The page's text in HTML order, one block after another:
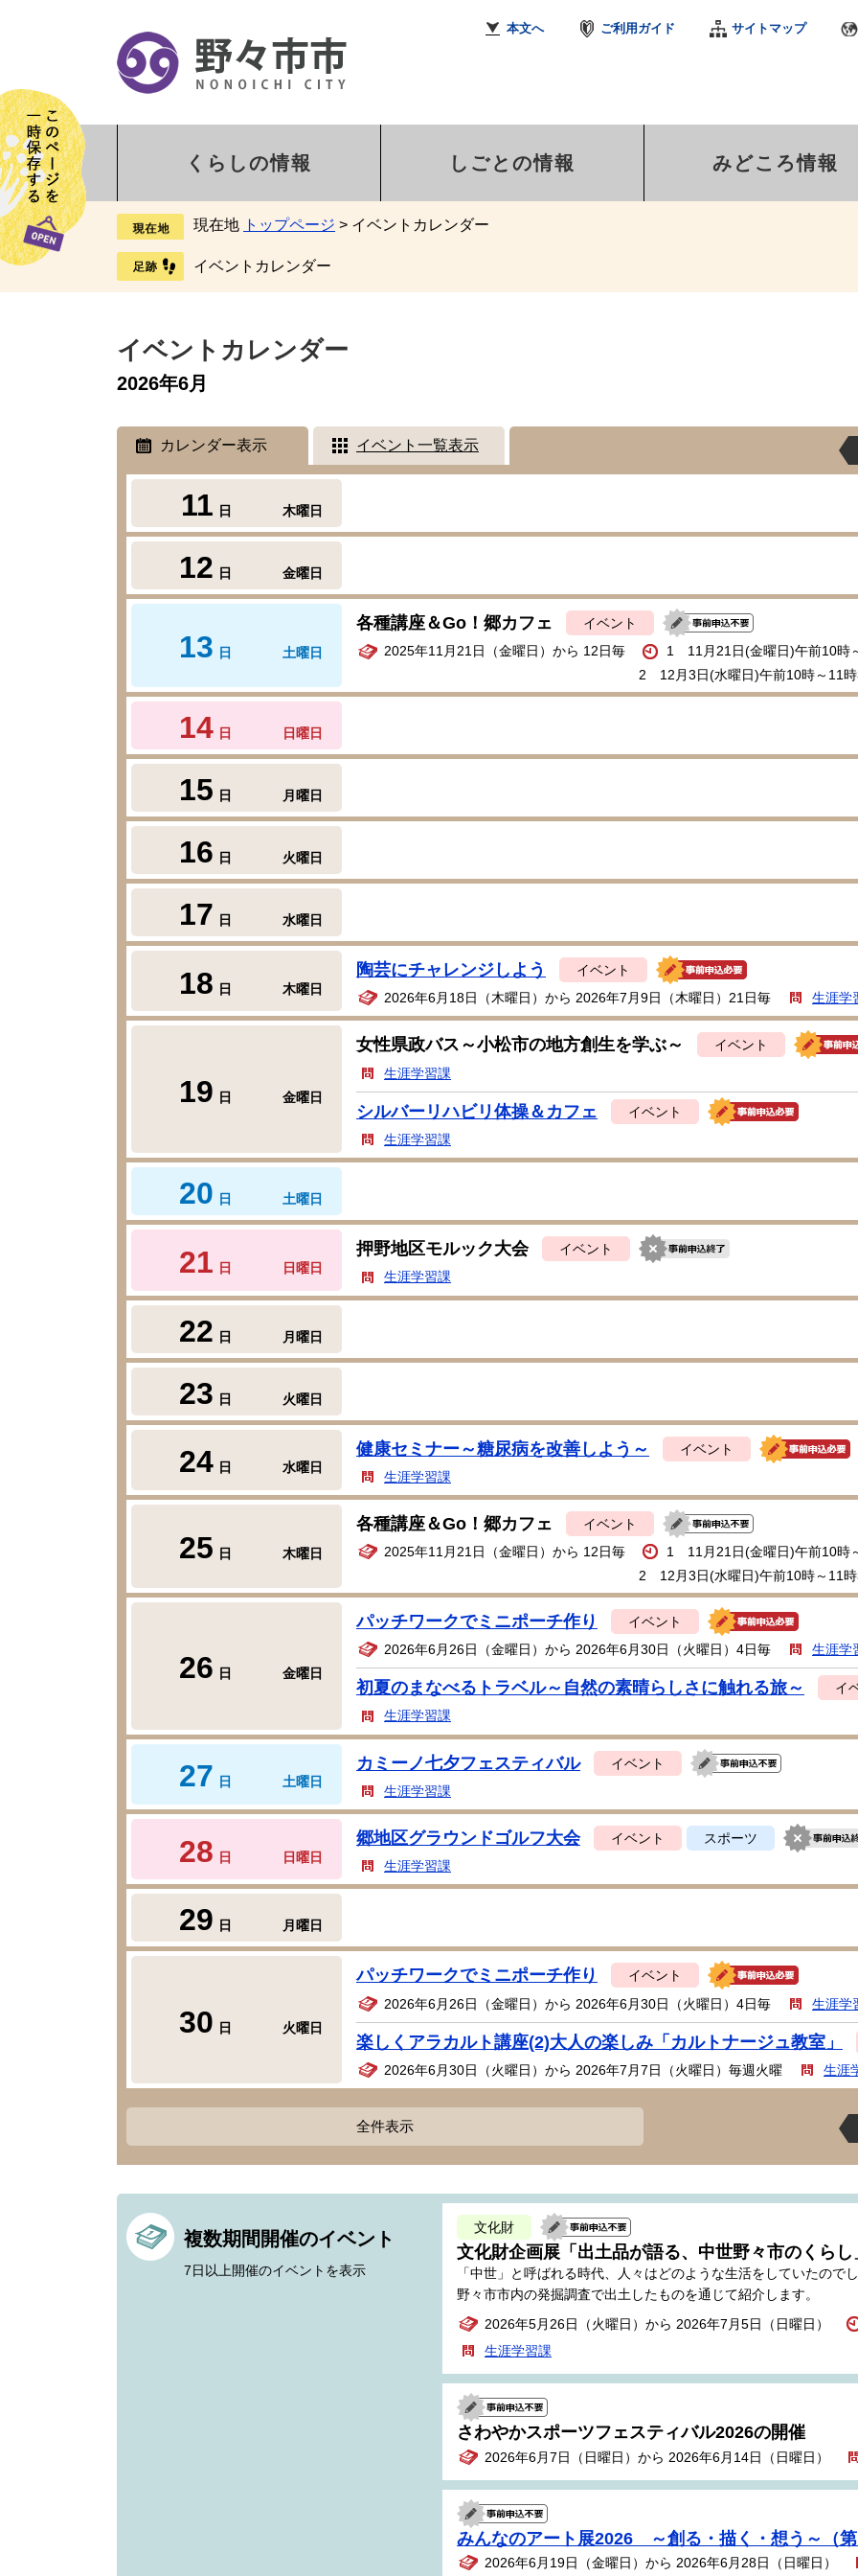
本文へ ご利用ガイド サイトマップ
くらしの情報 しごとの情報 みどころ情報
現在地 トップページ > イベントカレンダー
イベントカレンダー
イベントカレンダー
2026年6月
カレンダー表示 イベント一覧表示
11 日 木曜日
12 日 金曜日
13 日 土曜日
各種講座＆Go！郷カフェ
イベント
2025年11月21日（金曜日）から 12日毎
1 11月21日(金曜日)午前10時
2 12月3日(水曜日)午前10時～11
14 日 日曜日
15 日 月曜日
16 日 火曜日
17 日 水曜日
18 日 木曜日
陶芸にチャレンジしよう
イベント
2026年6月18日（木曜日）から 2026年7月9日（木曜日）21日毎
生涯学
19 日 金曜日
女性県政バス～小松市の地方創生を学ぶ～
イベント
生涯学習課
シルバーリハビリ体操＆カフェ
イベント
生涯学習課
20 日 土曜日
21 日 日曜日
押野地区モルック大会
イベント
生涯学習課
22 日 月曜日
23 日 火曜日
24 日 水曜日
健康セミナー～糖尿病を改善しよう～
イベント
生涯学習課
25 日 木曜日
各種講座＆Go！郷カフェ
イベント
2025年11月21日（金曜日）から 12日毎
1 11月21日(金曜日)午前10時
2 12月3日(水曜日)午前10時～11
26 日 金曜日
パッチワークでミニポーチ作り
イベント
2026年6月26日（金曜日）から 2026年6月30日（火曜日）4日毎
生涯学
初夏のまなべるトラベル～自然の素晴らしさに触れる旅～
イ
生涯学習課
27 日 土曜日
カミーノ七夕フェスティバル
イベント
生涯学習課
28 日 日曜日
郷地区グラウンドゴルフ大会 イベント
スポーツ
生涯学習課
29 日 月曜日
30 日 火曜日
パッチワークでミニポーチ作り
イベント
2026年6月26日（金曜日）から 2026年6月30日（火曜日）4日毎
生涯学
楽しくアラカルト講座(2)大人の楽しみ「カルトナージュ教室」
2026年6月30日（火曜日）から 2026年7月7日（火曜日）毎週火曜 生涯
全件表示
複数期間開催のイベント
7日以上開催のイベントを表示
文化財
文化財企画展「出土品が語る、中世野々市のくらし
「中世」と呼ばれる時代、人々はどのような生活をしていたので
野々市市内の発掘調査で出土したものを通じて紹介します。
2026年5月26日（火曜日）から 2026年7月5日（日曜日）
生涯学習課
さわやかスポーツフェスティバル2026の開催
2026年6月7日（日曜日）から 2026年6月14日（日曜日）
みんなのアート展2026 ～創る・描く・想う～（
2026年6月19日（金曜日）から 2026年6月28日（日曜日）